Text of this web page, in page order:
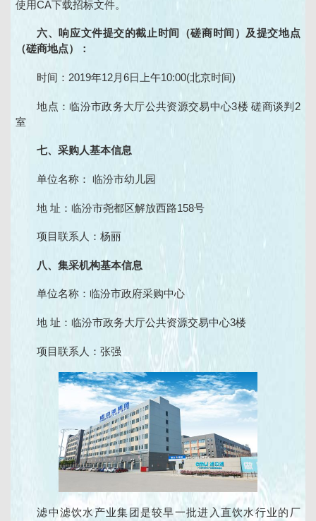
使用CA下载招标文件。
六、响应文件提交的截止时间（磋商时间）及提交地点
（磋商地点）：
时间：2019年12月6日上午10:00(北京时间)
地点：临汾市政务大厅公共资源交易中心3楼 磋商谈判2
室
七、采购人基本信息
单位名称： 临汾市幼儿园
地 址：临汾市尧都区解放西路158号
项目联系人：杨丽
八、集采机构基本信息
单位名称：临汾市政府采购中心
地 址：临汾市政务大厅公共资源交易中心3楼
项目联系人：张强
滤中滤饮水产业集团是较早一批进入直饮水行业的厂